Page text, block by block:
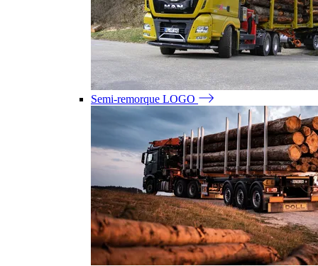
Semi-remorque LOGO